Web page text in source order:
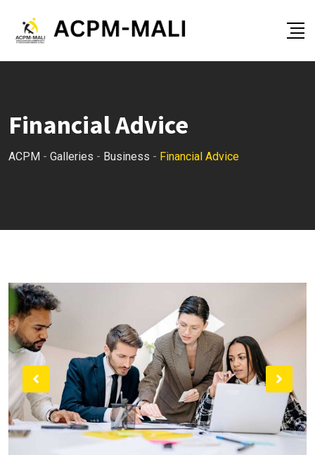
content
Financial Advice
ACPM - Galleries - Business - Financial Advice